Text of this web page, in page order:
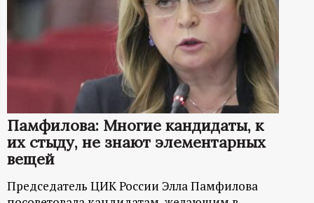
ц
и
о
Памфилова: Многие кандидаты, к
их стыду, не знают элементарных
вещей
Председатель ЦИК России Элла Памфилова